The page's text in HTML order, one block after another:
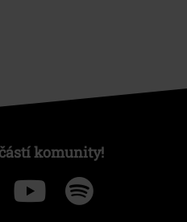
komunity!